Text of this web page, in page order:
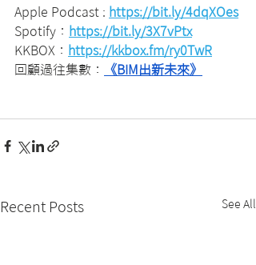
Apple Podcast : https://bit.ly/4dqXOes
Spotify：
https://bit.ly/3X7vPtx
KKBOX：
https://kkbox.fm/ry0TwR
回顧過往集數：
《BIM出新未來》
Recent Posts See All